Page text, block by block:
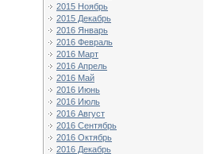
2015 Ноябрь
2015 Декабрь
2016 Январь
2016 Февраль
2016 Март
2016 Апрель
2016 Май
2016 Июнь
2016 Июль
2016 Август
2016 Сентябрь
2016 Октябрь
2016 Декабрь